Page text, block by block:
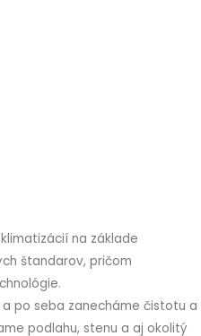
na základe
štandarov, pričom
po seba zanecháme čistotu a
podlahu, stenu a aj okolitý